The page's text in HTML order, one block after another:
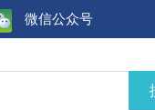
微信公众号